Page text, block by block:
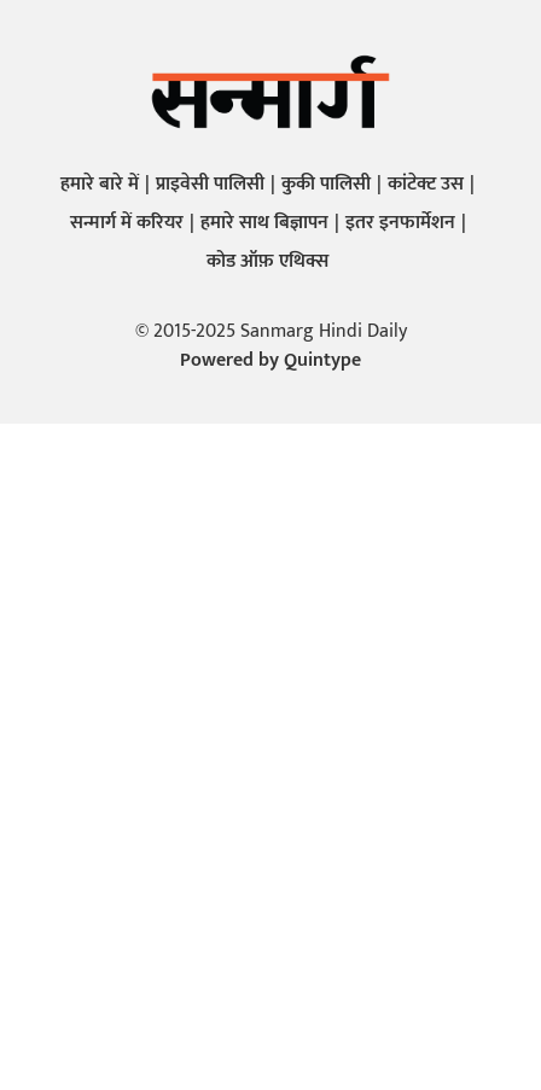
हमारे बारे में प्राइवेसी पालिसी कुकी पालिसी कांटेक्ट उस
सन्मार्ग में करियर हमारे साथ बिज्ञापन इतर इनफार्मेशन
कोड ऑफ़ एथिक्स
© 2015-2025 Sanmarg Hindi Daily
Powered byQuintype